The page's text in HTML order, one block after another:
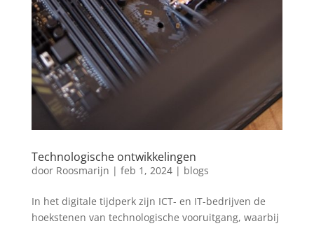
Technologische ontwikkelingen
door Roosmarijn | feb 1, 2024| blogs
In het digitale tijdperk zijn ICT- en IT-bedrijven de
hoekstenen van technologische vooruitgang, waarbij